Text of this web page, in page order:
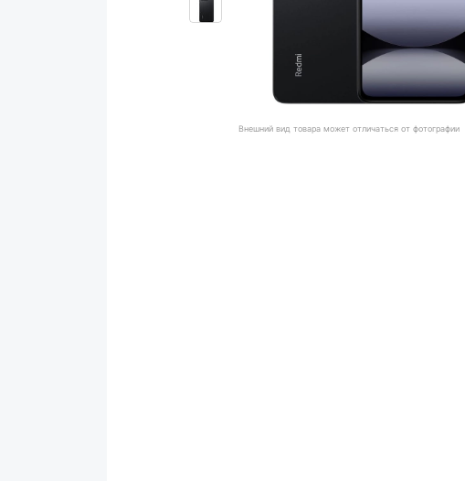
Внешний вид товара может отличаться от фотографии